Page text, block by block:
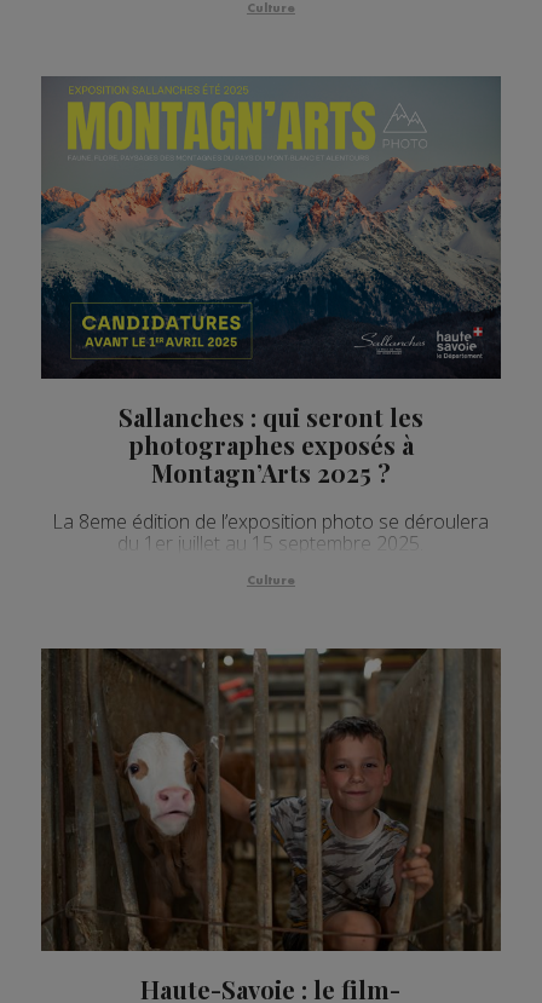
Culture
Sallanches : qui seront les
photographes exposés à
Montagn’Arts 2025 ?
La 8eme édition de l’exposition photo se déroulera
du 1er juillet au 15 septembre 2025.
Culture
Haute-Savoie : le film-